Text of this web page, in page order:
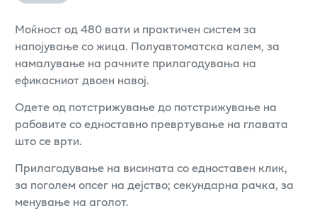
Моќност од 480 вати и практичен систем за
напојување со жица. Полуавтоматска калем, за
намалување на рачните прилагодувања на
ефикасниот двоен навој.
Одете од потстрижување до потстрижување на
рабовите со едноставно превртување на главата
што се врти.
Прилагодување на висината со едноставен клик,
за поголем опсег на дејство; секундарна рачка, за
менување на аголот.